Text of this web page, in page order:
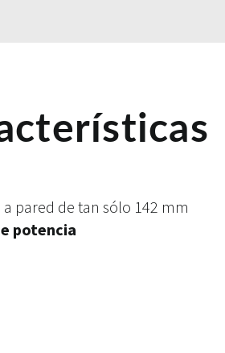
pared de tan sólo 142 mm
potencia